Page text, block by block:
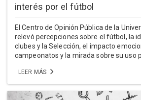
interés por el fútbol
El Centro de Opinión Pública de la
relevó percepciones sobre el fútbol, la
clubes y la Selección, el impacto
campeonatos y la mirada sobre su uso
LEER MÁS